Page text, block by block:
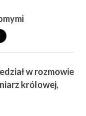
w rozmowie
królowej,